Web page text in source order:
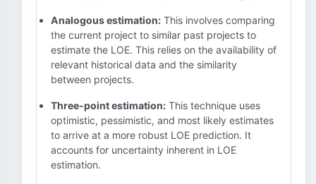
Analogous estimation: This involves comparing
the current project to similar past projects to
estimate the LOE. This relies on the availability of
relevant historical data and the similarity
between projects.
Three-point estimation: This technique uses
optimistic, pessimistic, and most likely estimates
to arrive at a more robust LOE prediction. It
accounts for uncertainty inherent in LOE
estimation.